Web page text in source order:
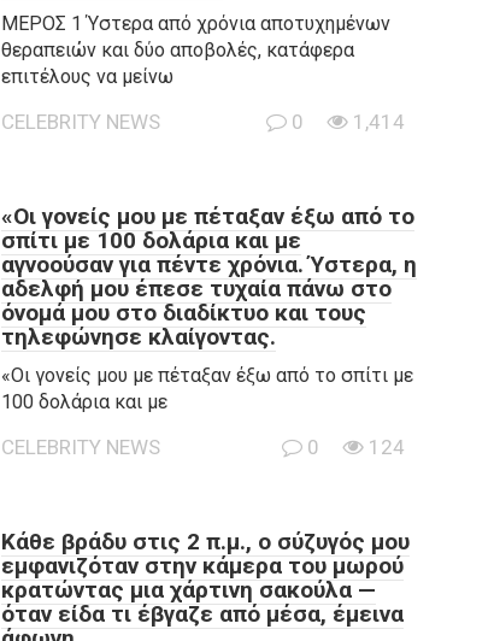
ΜΕΡΟΣ 1 Ύστερα από χρόνια αποτυχημένων
θεραπειών και δύο αποβολές, κατάφερα
επιτέλους να μείνω
CELEBRITY NEWS 0 1,414
«Οι γονείς μου με πέταξαν έξω από το
σπίτι με 100 δολάρια και με
αγνοούσαν για πέντε χρόνια. Ύστερα, η
αδελφή μου έπεσε τυχαία πάνω στο
όνομά μου στο διαδίκτυο και τους
τηλεφώνησε κλαίγοντας.
«Οι γονείς μου με πέταξαν έξω από το σπίτι με
100 δολάρια και με
CELEBRITY NEWS 0 124
Κάθε βράδυ στις 2 π.μ., ο σύζυγός μου
εμφανιζόταν στην κάμερα του μωρού
κρατώντας μια χάρτινη σακούλα —
όταν είδα τι έβγαζε από μέσα, έμεινα